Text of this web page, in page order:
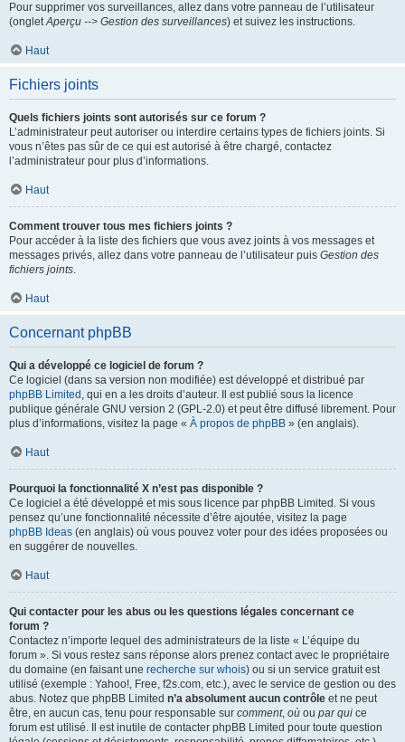
Pour supprimer vos surveillances, allez dans votre panneau de l’utilisateur
(ongletAperçu --> Gestion des surveillances) et suivez les instructions.
Haut
Fichiers joints
Quels fichiers joints sont autorisés sur ce forum ?
L’administrateur peut autoriser ou interdire certains types de fichiers joints. Si
vous n’êtes pas sûr de ce qui est autorisé à être chargé, contactez
l’administrateur pour plus d’informations.
Haut
Comment trouver tous mes fichiers joints ?
Pour accéder à la liste des fichiers que vous avez joints à vos messages et
messages privés, allez dans votre panneau de l’utilisateur puis Gestion des
fichiers joints.
Haut
Concernant phpBB
Qui a développé ce logiciel de forum ?
Ce logiciel (dans sa version non modifiée) est développé et distribué par
phpBB Limited , qui en a les droits d’auteur. Il est publié sous la licence
publique générale GNU version 2 (GPL-2.0) et peut être diffusé librement. Pour
plus d’informations, visitez la page « À propos de phpBB » (en anglais).
Haut
Pourquoi la fonctionnalité X n’est pas disponible ?
Ce logiciel a été développé et mis sous licence par phpBB Limited. Si vous
pensez qu’une fonctionnalité nécessite d’être ajoutée, visitez la page
phpBB Ideas (en anglais) où vous pouvez voter pour des idées proposées ou
en suggérer de nouvelles.
Haut
Qui contacter pour les abus ou les questions légales concernant ce
forum ?
Contactez n’importe lequel des administrateurs de la liste « L’équipe du
forum ». Si vous restez sans réponse alors prenez contact avec le propriétaire
du domaine (en faisant une recherche sur whois) ou si un service gratuit est
utilisé (exemple : Yahoo!, Free, f2s.com, etc.), avec le service de gestion ou des
abus. Notez que phpBB Limited n’a absolument aucun contrôle et ne peut
être, en aucun cas, tenu pour responsable sur comment, où ou par qui ce
forum est utilisé. Il est inutile de contacter phpBB Limited pour toute question